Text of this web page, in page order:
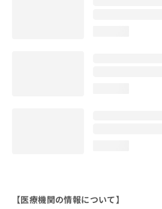
【医療機関の情報について】